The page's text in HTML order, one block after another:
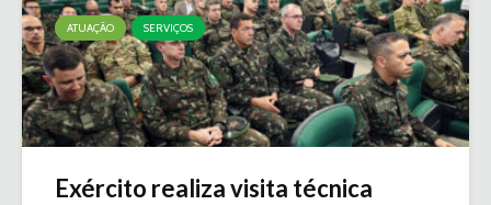
ATUAÇÃO SERVIÇOS
Exército realiza visita técnica